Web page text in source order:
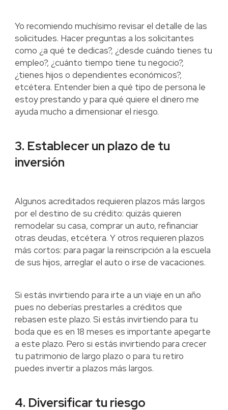
Yo recomiendo muchísimo revisar el detalle de las
solicitudes. Hacer preguntas a los solicitantes
como ¿a qué te dedicas?, ¿desde cuándo tienes tu
empleo?, ¿cuánto tiempo tiene tu negocio?,
¿tienes hijos o dependientes económicos?,
etcétera. Entender bien a qué tipo de persona le
estoy prestando y para qué quiere el dinero me
ayuda mucho a dimensionar el riesgo.
3. Establecer un plazo de tu
inversión
Algunos acreditados requieren plazos más largos
por el destino de su crédito: quizás quieren
remodelar su casa, comprar un auto, refinanciar
otras deudas, etcétera. Y otros requieren plazos
más cortos: para pagar la reinscripción a la escuela
de sus hijos, arreglar el auto o irse de vacaciones.
Si estás invirtiendo para irte a un viaje en un año
pues no deberías prestarles a créditos que
rebasen este plazo. Si estás invirtiendo para tu
boda que es en 18 meses es importante apegarte
a este plazo. Pero si estás invirtiendo para crecer
tu patrimonio de largo plazo o para tu retiro
puedes invertir a plazos más largos.
4. Diversificar tu riesgo